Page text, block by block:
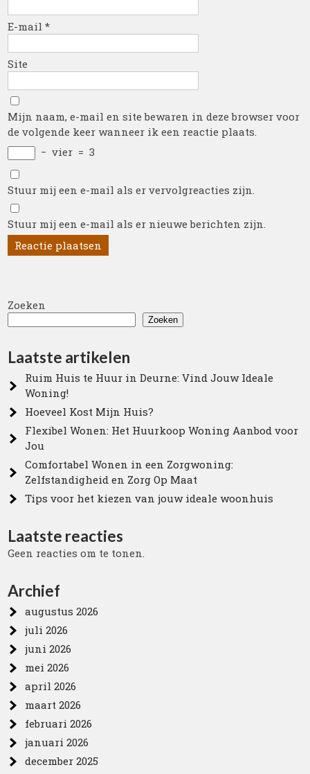
E-mail*
Site
Mijn naam, e-mail en site bewaren in deze browser voor
de volgende keer wanneer ik een reactie plaats.
− vier = 3
Stuur mij een e-mail als er vervolgreacties zijn.
Stuur mij een e-mail als er nieuwe berichten zijn.
Zoeken
Zoeken
Laatste artikelen
Ruim Huis te Huur in Deurne: Vind Jouw Ideale
Woning!
Hoeveel Kost Mijn Huis?
Flexibel Wonen: Het Huurkoop Woning Aanbod voor
Jou
Comfortabel Wonen in een Zorgwoning:
Zelfstandigheid en Zorg Op Maat
Tips voor het kiezen van jouw ideale woonhuis
Laatste reacties
Geen reacties om te tonen.
Archief
augustus 2026
juli 2026
juni 2026
mei 2026
april 2026
maart 2026
februari 2026
januari 2026
december 2025